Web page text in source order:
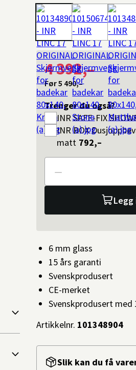
4 392,–
Før5 490,–
Trenger du også?
INR SAFE-FIX
INR BOX
matt 792,–
Antall
Slik kan du få
6 mm glass
15 års garanti
Svenskprodusert
CE-merket
Svenskprodusert med
Artikkelnr. 101348904